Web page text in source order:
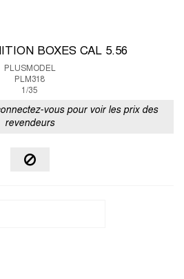
BOXES CAL 5.56
PLUSMODEL
PLM318
1/35
vous pour voir les prix des
revendeurs